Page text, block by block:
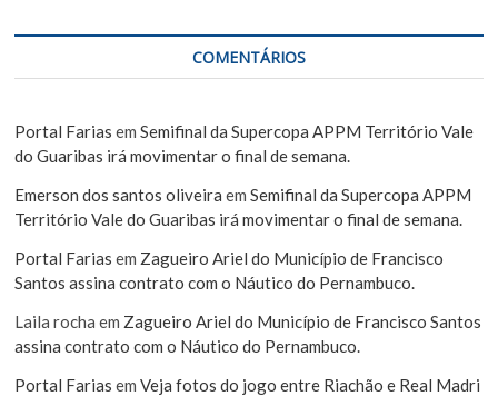
COMENTÁRIOS
Portal Farias emSemifinal da Supercopa APPM Território Vale
do Guaribas irá movimentar o final de semana.
Emerson dos santos oliveira emSemifinal da Supercopa APPM
Território Vale do Guaribas irá movimentar o final de semana.
Portal Farias em Zagueiro Ariel do Município de Francisco
Santos assina contrato com o Náutico do Pernambuco.
Laila rocha em Zagueiro Ariel do Município de Francisco Santos
assina contrato com o Náutico do Pernambuco.
Portal Farias emVeja fotos do jogo entre Riachão e Real Madri